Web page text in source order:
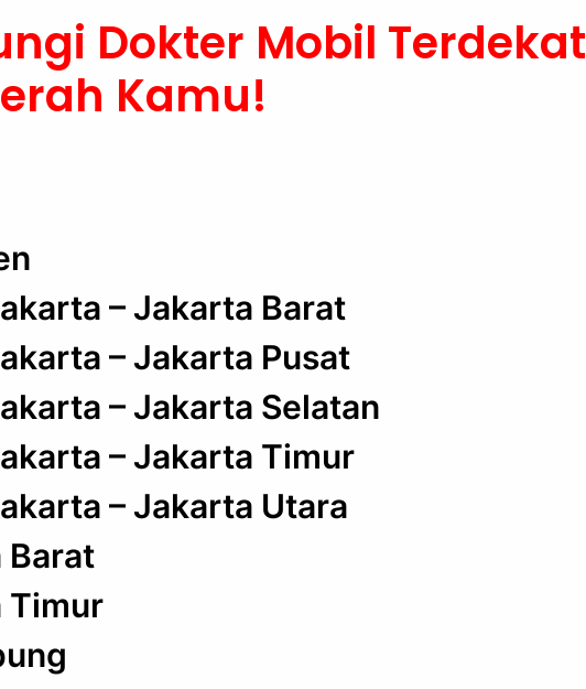
Dokter Mobil Terdekat
Kamu!
– Jakarta Barat
– Jakarta Pusat
– Jakarta Selatan
– Jakarta Timur
– Jakarta Utara
Barat
Timur